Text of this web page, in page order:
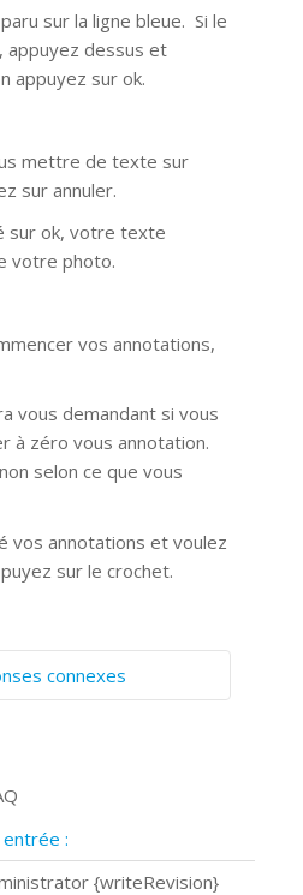
sur la ligne bleue. Si le
appuyez dessus et
appuyez sur ok.
mettre de texte sur
sur annuler.
sur ok, votre texte
votre photo.
vos annotations,
vous demandant si vous
à zéro vous annotation.
selon ce que vous
vos annotations et voulez
sur le crochet.
connexes
Google Chrome ?
:
{writeRevision}